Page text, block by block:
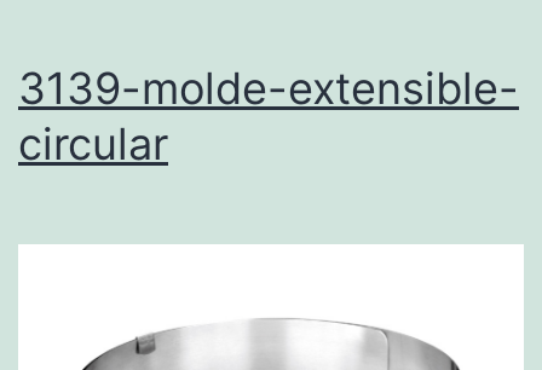
3139-molde-extensible-
circular